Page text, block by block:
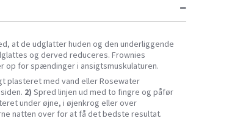
at de udglatter huden og den underliggende
og derved reduceres. Frownies
op for spændinger i ansigtsmuskulaturen.
plasteret med vand eller Rosewater
2) Spred linjen ud med to fingre og påfør
under øjne, i øjenkrog eller over
natten over for at få det bedste resultat.